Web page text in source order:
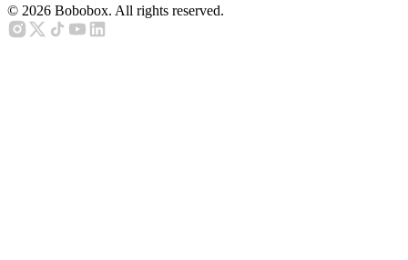
© 2026 Bobobox. All rights reserved.